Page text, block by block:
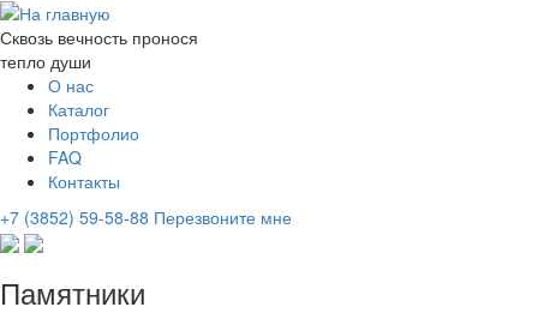
Сквозь вечность пронося
тепло души
О нас
Каталог
Портфолио
FAQ
Контакты
+7 (3852) 59-58-88 Перезвоните мне
Памятники